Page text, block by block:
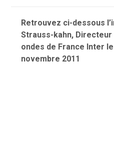
Retrouvez ci-dessous
Strauss-kahn, Directeur
ondes de France Inter
novembre 2011